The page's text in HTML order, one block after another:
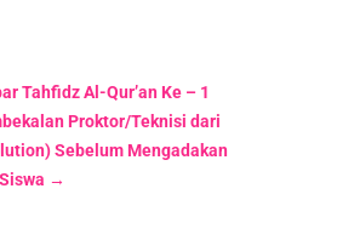
Tahfidz Al-Qur’an Ke – 1
Proktor/Teknisi dari
Sebelum Mengadakan
→